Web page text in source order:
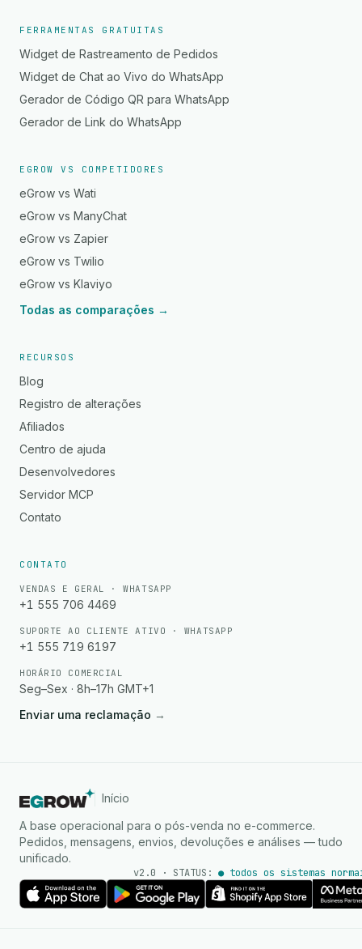
FERRAMENTAS GRATUITAS
Widget de Rastreamento de Pedidos
Widget de Chat ao Vivo do WhatsApp
Gerador de Código QR para WhatsApp
Gerador de Link do WhatsApp
EGROW VS COMPETIDORES
eGrow vs Wati
eGrow vs ManyChat
eGrow vs Zapier
eGrow vs Twilio
eGrow vs Klaviyo
Todas as comparações →
RECURSOS
Blog
Registro de alterações
Afiliados
Centro de ajuda
Desenvolvedores
Servidor MCP
Contato
CONTATO
VENDAS E GERAL · WHATSAPP
+1 555 706 4469
SUPORTE AO CLIENTE ATIVO · WHATSAPP
+1 555 719 6197
HORÁRIO COMERCIAL
Seg–Sex · 8h–17h GMT+1
Enviar uma reclamação →
Início
A base operacional para o pós-venda no e-commerce.
Pedidos, mensagens, envios, devoluções e análises — tudo
unificado.
v2.0 · STATUS: ● todos os sistemas